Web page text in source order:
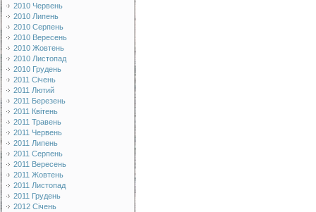
2010 Червень
2010 Липень
2010 Серпень
2010 Вересень
2010 Жовтень
2010 Листопад
2010 Грудень
2011 Січень
2011 Лютий
2011 Березень
2011 Квітень
2011 Травень
2011 Червень
2011 Липень
2011 Серпень
2011 Вересень
2011 Жовтень
2011 Листопад
2011 Грудень
2012 Січень